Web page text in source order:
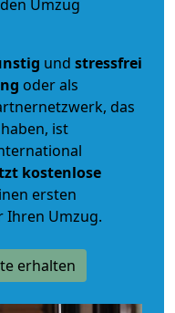
Umzug
und stressfrei
oder als
das
ist
kostenlose
ersten
Ihren Umzug.
erhalten